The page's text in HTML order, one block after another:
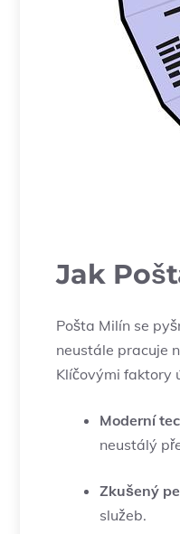
Jak
Pošta Milín se
neustále pracuje
Klíčovými faktory
Moderní
neustálý
Zkušený
služeb.